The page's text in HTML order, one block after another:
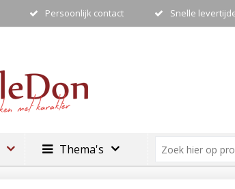
Persoonlijk contact Snelle
Thema's